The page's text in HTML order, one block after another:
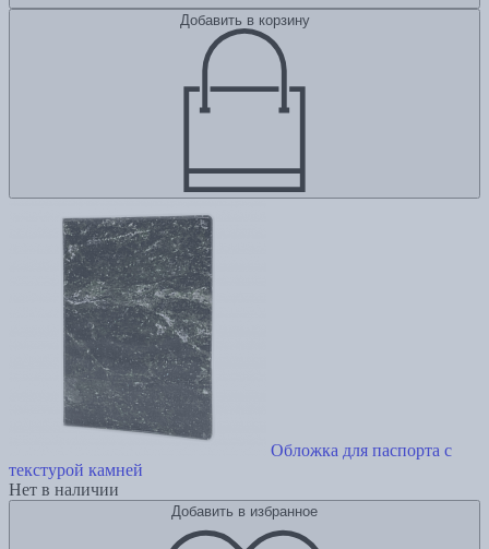
Добавить в корзину
Обложка для паспорта с
текстурой камней
Нет в наличии
Добавить в избранное